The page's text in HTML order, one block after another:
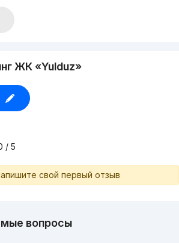
ЖК «Yulduz»
/ 5
свой первый отзыв
вопросы